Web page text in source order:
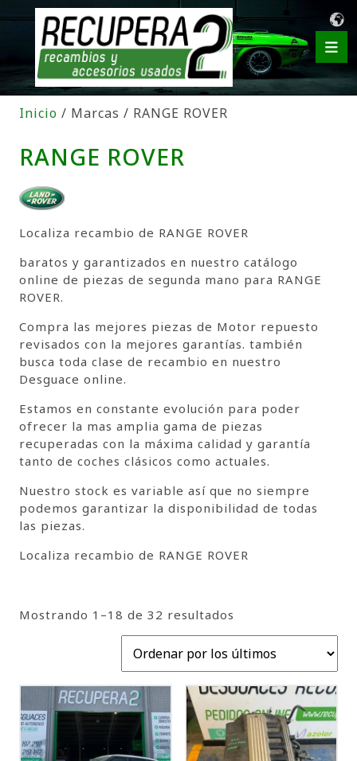
Inicio / Marcas / RANGE ROVER
RANGE ROVER
Localiza recambio de RANGE ROVER
baratos y garantizados en nuestro catálogo
online de piezas de segunda mano para RANGE
ROVER.
Compra las mejores piezas de Motor repuesto
revisados con la mejores garantías. también
busca toda clase de recambio en nuestro
Desguace online.
Estamos en constante evolución para poder
ofrecer la mas amplia gama de piezas
recuperadas con la máxima calidad y garantía
tanto de coches clásicos como actuales.
Nuestro stock es variable así que no siempre
podemos garantizar la disponibilidad de todas
las piezas.
Localiza recambio de RANGE ROVER
Mostrando 1–18 de 32 resultados